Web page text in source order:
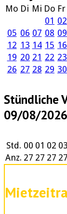
Mo Di Mi Do Fr
01 02
05 06 07 08 09
12 13 14 15 16
19 20 21 22 23
26 27 28 29 30
Stündliche
09/08/2026
Std. 00 01 02 03
Anz. 27 27 27 27